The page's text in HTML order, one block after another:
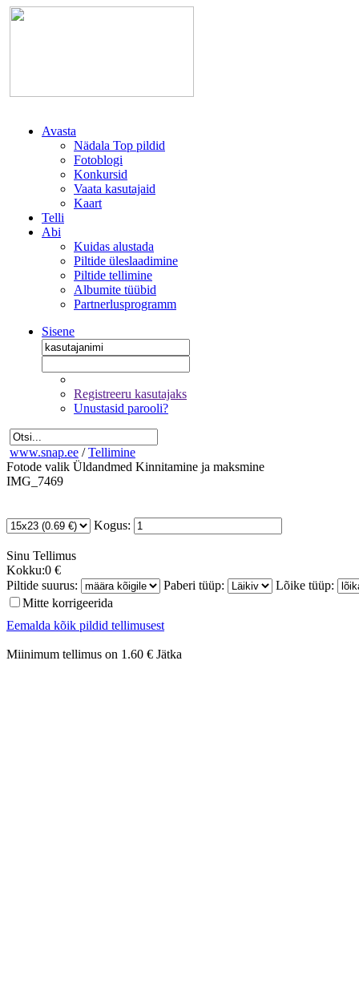
Avasta
Nädala Top pildid
Fotoblogi
Konkursid
Vaata kasutajaid
Kaart
Telli
Abi
Kuidas alustada
Piltide üleslaadimine
Piltide tellimine
Albumite tüübid
Partnerlusprogramm
Sisene
Registreeru kasutajaks
Unustasid parooli?
www.snap.ee / Tellimine
Fotode valik Üldandmed Kinnitamine ja maksmine
IMG_7469
Kogus:
Sinu Tellimus
Kokku:0 €
Piltide suurus:
Paberi tüüp:
Lõike tüüp:
Mitte korrigeerida
Eemalda kõik pildid tellimusest
Miinimum tellimus on 1.60 € Jätka